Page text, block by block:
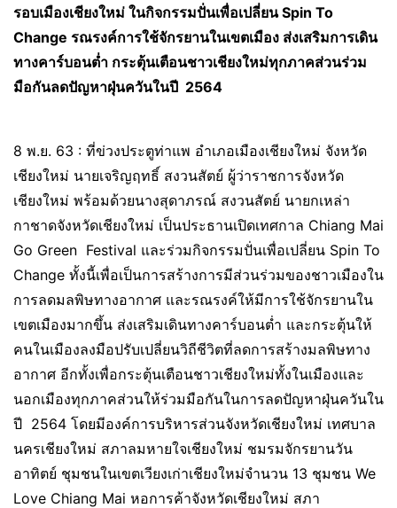
รอบเมืองเชียงใหม่ ในกิจกรรมปั่นเพื่อเปลี่ยน Spin To
Change รณรงค์การใช้จักรยานในเขตเมือง ส่งเสริมการเดิน
ทางคาร์บอนต่ำ กระตุ้นเตือนชาวเชียงใหม่ทุกภาคส่วนร่วม
มือกันลดปัญหาฝุ่นควันในปี 2564
8 พ.ย. 63 : ที่ข่วงประตูท่าแพ อำเภอเมืองเชียงใหม่ จังหวัด
เชียงใหม่ นายเจริญฤทธิ์ สงวนสัตย์ ผู้ว่าราชการจังหวัด
เชียงใหม่ พร้อมด้วยนางสุดาภรณ์ สงวนสัตย์ นายกเหล่า
กาชาดจังหวัดเชียงใหม่ เป็นประธานเปิดเทศกาล Chiang Mai
Go Green Festival และร่วมกิจกรรมปั่นเพื่อเปลี่ยน Spin To
Change ทั้งนี้เพื่อเป็นการสร้างการมีส่วนร่วมของชาวเมืองใน
การลดมลพิษทางอากาศ และรณรงค์ให้มีการใช้จักรยานใน
เขตเมืองมากขึ้น ส่งเสริมเดินทางคาร์บอนต่ำ และกระตุ้นให้
คนในเมืองลงมือปรับเปลี่ยนวิถีชีวิตที่ลดการสร้างมลพิษทาง
อากาศ อีกทั้งเพื่อกระตุ้นเตือนชาวเชียงใหม่ทั้งในเมืองและ
นอกเมืองทุกภาคส่วนให้ร่วมมือกันในการลดปัญหาฝุ่นควันใน
ปี 2564 โดยมีองค์การบริหารส่วนจังหวัดเชียงใหม่ เทศบาล
นครเชียงใหม่ สภาลมหายใจเชียงใหม่ ชมรมจักรยานวัน
อาทิตย์ ชุมชนในเขตเวียงเก่าเชียงใหม่จำนวน 13 ชุมชน We
Love Chiang Mai หอการค้าจังหวัดเชียงใหม่ สภา